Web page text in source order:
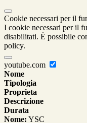
Cookie necessari per il
I cookie necessari per il
disabilitati. È possibile
policy.
youtube.com
Nome
Tipologia
Proprieta
Descrizione
Durata
Nome: YSC